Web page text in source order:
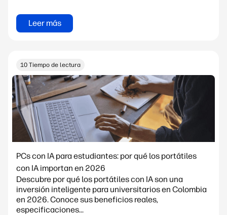
Leer más
10 Tiempo de lectura
PCs con IA para estudiantes: por qué los portátiles
con IA importan en 2026
Descubre por qué los portátiles con IA son una
inversión inteligente para universitarios en Colombia
en 2026. Conoce sus beneficios reales,
especificaciones...